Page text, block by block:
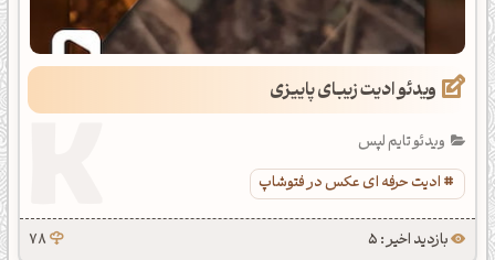
ویدئو ادیت زیبای پاییزی
ویدئو تایم لپس
ادیت حرفه ای عکس در فتوشاپ
بازدید اخیر : 5 78